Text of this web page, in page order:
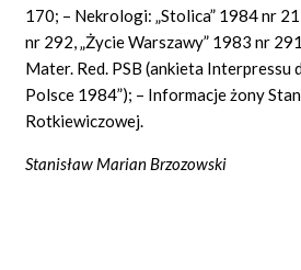
170; – Nekrologi: „Stolica” 1984 nr
nr 292, „Życie Warszawy” 1983 nr
Mater. Red. PSB (ankieta Interpressu
Polsce 1984”); – Informacje żony
Rotkiewiczowej.
Stanisław Marian Brzozowski